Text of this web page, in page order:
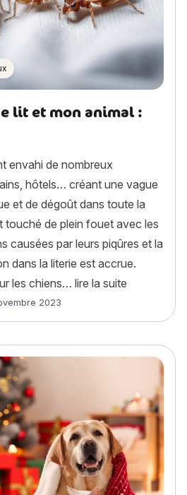
lit et mon animal :
envahi de nombreux
hôtels… créant une vague
et de dégoût dans toute la
touché de plein fouet avec les
causées par leurs piqûres et la
dans la literie est accrue.
les chiens… lire la suite
2023